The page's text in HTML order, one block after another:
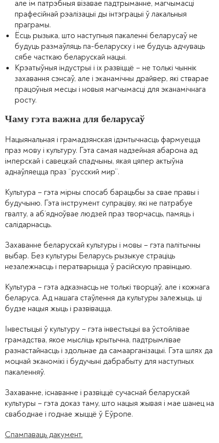
але ім патрэбныя візавае падтрыманне, магчымасці
прафесійнай рэалізацыі ды інтэграцыі ў лакальныя
праграмы.
Ёсць рызыка, што наступныя пакаленні беларусаў не
будуць размаўляць па-беларуску і не будуць адчуваць
сябе часткаю беларускай нацыі.
Крэатыўныя індустрыі і іх развіццё – не толькі чыннік
захавання сэнсаў, але і эканамічны драйвер, які стварае
працоўныя месцы і новыя магчымасці для эканамічнага
росту.
Чаму гэта важна для беларусаў
Нацыянальная і грамадзянская ідэнтычнасць фармуецца
праз мову і культуру. Гэта самая надзейная абарона ад
імперскай і савецкай спадчыны, якая цяпер актыўна
аднаўляецца праз “русский мир”.
Культура – гэта мірны спосаб барацьбы за свае правы і
будучыню. Гэта інструмент супраціву, які не патрабуе
гвалту, а аб’ядноўвае людзей праз творчасць, памяць і
салідарнасць.
Захаванне беларускай культуры і мовы – гэта палітычны
выбар. Без культуры Беларусь рызыкуе страціць
незалежнасць і ператварыцца ў расійскую правінцыю.
Культура – гэта адказнасць не толькі творцаў, але і кожнага
беларуса. Ад нашага стаўлення да культуры залежыць, ці
будзе нацыя жыць і развівацца.
Інвестыцыі ў культуру – гэта інвестыцыі ва ўстойлівае
грамадства, якое мысліць крытычна, падтрымлівае
разнастайнасць і здольнае да самаарганізацыі. Гэта шлях да
моцнай эканомікі і будучыні дабрабыту для наступных
пакаленняў.
Захаванне, існаванне і развіццё сучаснай беларускай
культуры – гэта доказ таму, што нацыя жывая і мае шанец на
свабоднае і годнае жыццё ў Еўропе.
Спампаваць дакумент.